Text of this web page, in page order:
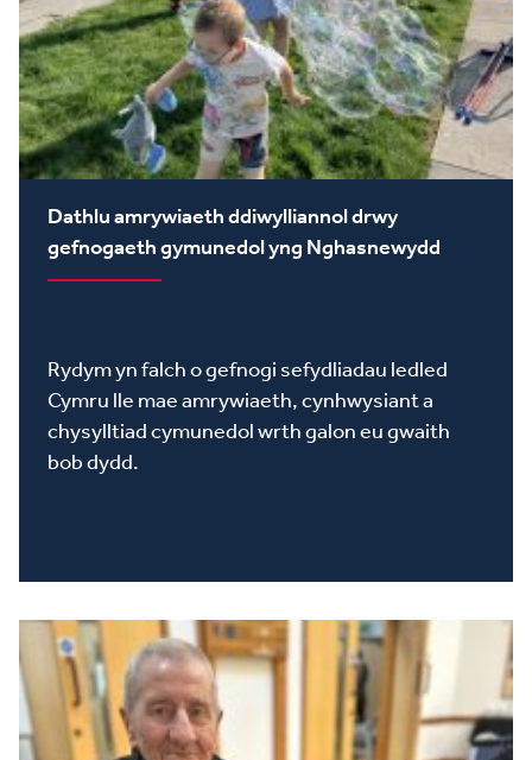
Dathlu amrywiaeth ddiwylliannol drwy
gefnogaeth gymunedol yng Nghasnewydd
Rydym yn falch o gefnogi sefydliadau ledled
Cymru lle mae amrywiaeth, cynhwysiant a
chysylltiad cymunedol wrth galon eu gwaith
bob dydd.